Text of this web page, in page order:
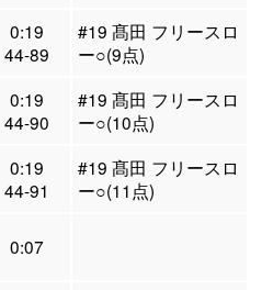
0:19
44-89
#19 髙田 フリースロ
ー○(9点)
0:19
44-90
#19 髙田 フリースロ
ー○(10点)
0:19
44-91
#19 髙田 フリースロ
ー○(11点)
0:07